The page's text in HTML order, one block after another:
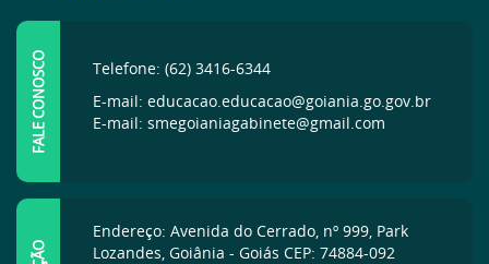
FALE CONOSCO
Telefone: (62) 3416-6344
E-mail: educacao.educacao@goiania.go.gov.br
E-mail: smegoianiagabinete@gmail.com
Endereço: Avenida do Cerrado, nº 999, Park
Lozandes, Goiânia - Goiás CEP: 74884-092